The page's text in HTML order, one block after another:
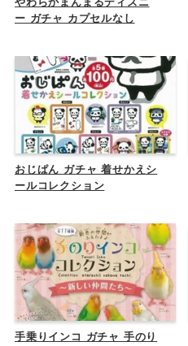
ー ガチャ カプセルなし
おじぱん ガチャ 着せかえシ
ールコレクション
手乗りインコ ガチャ 手のり